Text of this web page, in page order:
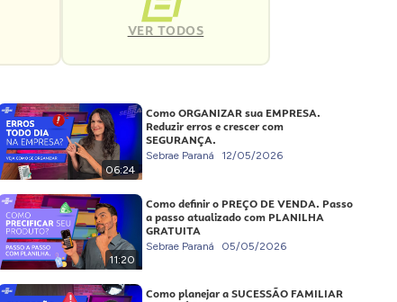
VER TODOS
06:24
Como ORGANIZAR sua EMPRESA.
Reduzir erros e crescer com
SEGURANÇA.
Sebrae Paraná 12/05/2026
11:20
Como definir o PREÇO DE VENDA. Passo
a passo atualizado com PLANILHA
GRATUITA
Sebrae Paraná 05/05/2026
Como planejar a SUCESSÃO FAMILIAR